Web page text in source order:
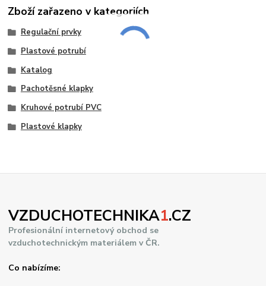
Zboží zařazeno v kategoriích
Regulační prvky
Plastové potrubí
Katalog
Pachotěsné klapky
Kruhové potrubí PVC
Plastové klapky
VZDUCHOTECHNIKA1.CZ
Profesionální internetový obchod se
vzduchotechnickým materiálem v ČR.
Co nabízíme: